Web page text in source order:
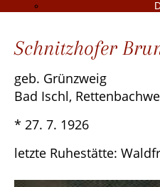
Schnitzhofer
geb. Grünzweig
Bad Ischl,
* 27. 7. 1926 †
letzte Ruhestätte: